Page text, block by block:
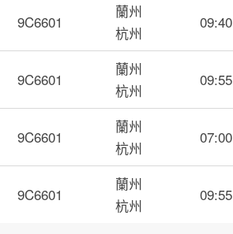
9C6601
蘭州
杭州
09:40
9C6601
蘭州
杭州
09:55
9C6601
蘭州
杭州
07:00
9C6601
蘭州
杭州
09:55